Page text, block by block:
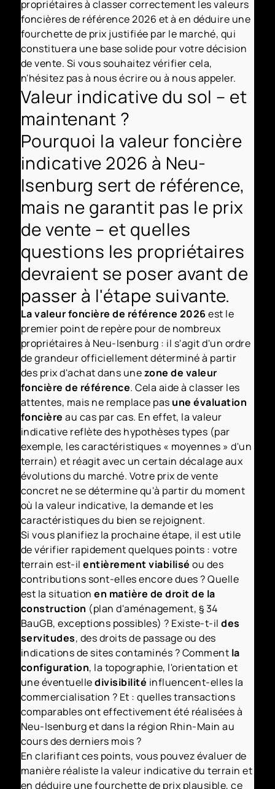
propriétaires à classer correctement les valeurs
foncières de référence 2026 et à en déduire une
fourchette de prix justifiée par le marché, qui
constituera une base solide pour votre décision
de vente. Si vous souhaitez vérifier cela,
n'hésitez pas à nous écrire ou à nous appeler.
Valeur indicative du sol – et
maintenant ?
Pourquoi la valeur foncière
indicative 2026 à Neu-
Isenburg sert de référence,
mais ne garantit pas le prix
de vente – et quelles
questions les propriétaires
devraient se poser avant de
passer à l'étape suivante.
La valeur foncière de référence 2026 est le
premier point de repère pour de nombreux
propriétaires à Neu-Isenburg : il s'agit d'un ordre
de grandeur officiellement déterminé à partir
des prix d'achat dans unezone de valeur
foncière de référence. Cela aide à classer les
attentes, mais ne remplace pas une évaluation
foncière au cas par cas. En effet, la valeur
indicative reflète des hypothèses types (par
exemple, les caractéristiques « moyennes » d'un
terrain) et réagit avec un certain décalage aux
évolutions du marché. Votre prix de vente
concret ne se détermine qu'à partir du moment
où la valeur indicative, la demande et les
caractéristiques du bien se rejoignent.
Si vous planifiez la prochaine étape, il est utile
de vérifier rapidement quelques points : votre
terrain est-ilentièrement viabilisé ou des
contributions sont-elles encore dues ? Quelle
est la situationen matière de droit de la
construction (plan d'aménagement, § 34
BauGB, exceptions possibles) ? Existe-t-ildes
servitudes, des droits de passage ou des
indications de sites contaminés ? Comment la
configuration, la topographie, l'orientation et
une éventuelledivisibilité influencent-elles la
commercialisation ? Et : quelles transactions
comparables ont effectivement été réalisées à
Neu-Isenburg et dans la région Rhin-Main au
cours des derniers mois ?
En clarifiant ces points, vous pouvez évaluer de
manière réaliste la valeur indicative du terrain et
en déduire une fourchette de prix plausible, ce